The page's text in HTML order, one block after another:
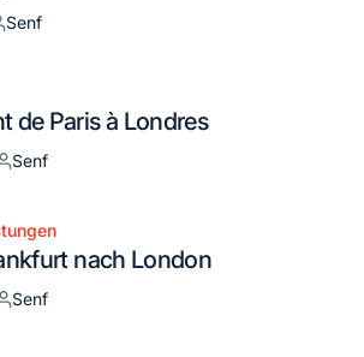
Senf
de Paris à Londres
Senf
nach London
Senf